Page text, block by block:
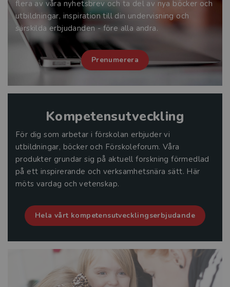
flera av våra nyhetsbrev och ta del av nya böcker och
utbildningar, inspiration till din undervisning och
särskilda erbjudanden - före alla andra.
Prenumerera
Kompetensutveckling
För dig som arbetar i förskolan erbjuder vi
utbildningar, böcker och Förskoleforum. Våra
produkter grundar sig på aktuell forskning förmedlad
på ett inspirerande och verksamhetsnära sätt. Här
möts vardag och vetenskap.
Hela vårt kompetensutvecklingserbjudande